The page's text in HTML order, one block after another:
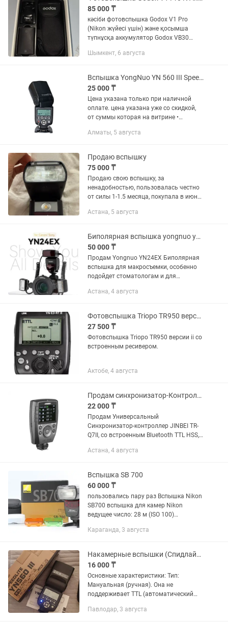
85 000 ₸
кәсіби фотовспышка Godox V1 Pro
(Nikon жүйесі үшін) және қосымша
түпнұсқа аккумулятор Godox VB30
жақсы, мінсіз атқарады. Лампасы
Шымкент, 6 августа
Вспышка YongNuo YN 560 III Speedlite Рассрочка Магазин Red Geek
25 000 ₸
Цена указана только при наличной
оплате. цена указана уже со скидкой,
от суммы которая на витрине •
Гарантия -30 дней • Вспышка YongNuo
Алматы, 5 августа
Продаю вспышку
75 000 ₸
Продаю свою вспышку, за
ненадобностью, пользовалась честно
от силы 1-1.5 месяца, покупала в июне,
идеальном состоянии Я уже не
и...
Астана, 5 августа
Биполярная вспышка yongnuo yn24ex
50 000 ₸
Продам Yongnuo YN24EX Биполярная
вспышка для макросъемки, особенно
подойдет стоматологам и для
каспи кз Состояние отличное,
Астана, 4 августа
Фотовспышка Triopo TR950 версии ii со встроенным ресивером.
27 500 ₸
Фотовспышка Triopo TR950 версии ii со
встроенным ресивером.
Актобе, 4 августа
Продам синхронизатор-Контролер JINBEI TR-Q7II Bluetooth TTL HSS
22 000 ₸
Продам Универсальный
Синхронизатор-контроллер JINBEI TR-
Q7II, со встроенным Bluetooth TTL HSS,
количестве - 1 штука Контроллер
Астана, 4 августа
Вспышка SB 700
60 000 ₸
пользовались пару раз Вспышка Nikon
SB700 вспышка для камер Nikon
ведущее число: 28 м (ISO 100)
головка выбор угла освещения: авто,
Караганда, 3 августа
Накамерные вспышки (Спидлайты)
16 000 ₸
Основные характеристики: Тип:
Мануальная (ручная). Она не
поддерживает TTL (автоматический
импульса нужно выставлять вручную
Павлодар, 3 августа